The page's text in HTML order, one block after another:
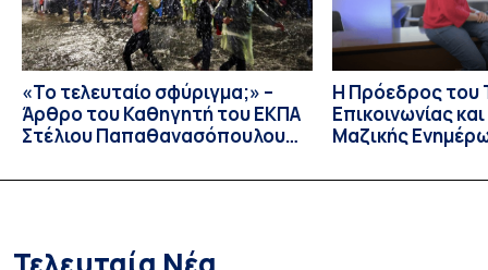
«Το τελευταίο σφύριγμα;» –
Άρθρο του Καθηγητή του ΕΚΠΑ
Στέλιου Παπαθανασόπουλου
Η Πρόεδρος του
Επικοινωνίας
Μαζικής
Καθηγήτρια